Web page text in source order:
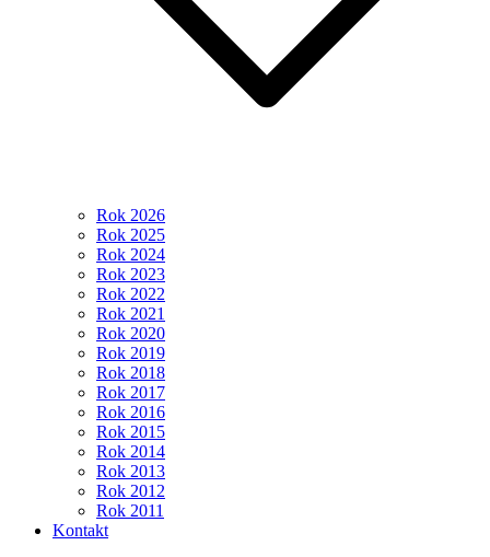
Rok 2026
Rok 2025
Rok 2024
Rok 2023
Rok 2022
Rok 2021
Rok 2020
Rok 2019
Rok 2018
Rok 2017
Rok 2016
Rok 2015
Rok 2014
Rok 2013
Rok 2012
Rok 2011
Kontakt